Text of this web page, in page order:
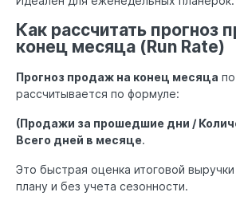
Как рассчитать прогноз
конец месяца (Run Rate)
Прогноз продаж на конец месяца
рассчитывается по формуле:
(Продажи за прошедшие дни /
Всего дней в месяце.
Это быстрая оценка итоговой выручки
плану и без учета сезонности.